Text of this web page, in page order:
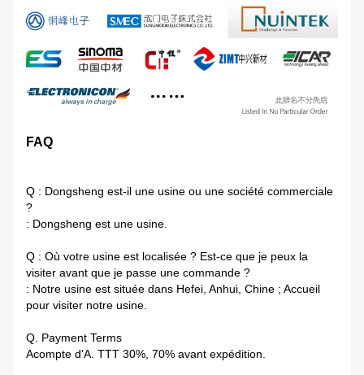
FAQ
Q : Dongsheng est-il une usine ou une société commerciale
?
: Dongsheng est une usine.
Q : Où votre usine est localisée ? Est-ce que je peux la
visiter avant que je passe une commande ?
: Notre usine est située dans Hefei, Anhui, Chine ; Accueil
pour visiter notre usine.
Q. Payment Terms
Acompte d'A. TTT 30%, 70% avant expédition.